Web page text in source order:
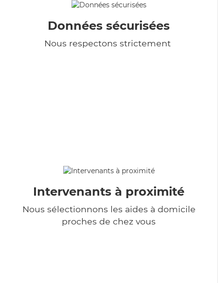
Données sécurisées
Nous respectons strictement
Intervenants à proximité
Nous sélectionnons les aides à domicile
proches de chez vous